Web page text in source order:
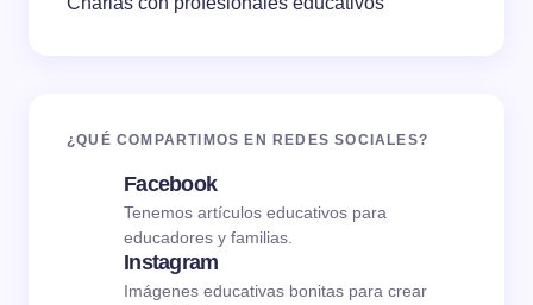
¿QUÉ COMPARTIMOS EN REDES SOCIALES?
Facebook
Tenemos artículos educativos para
educadores y familias.
Instagram
Imágenes educativas bonitas para crear